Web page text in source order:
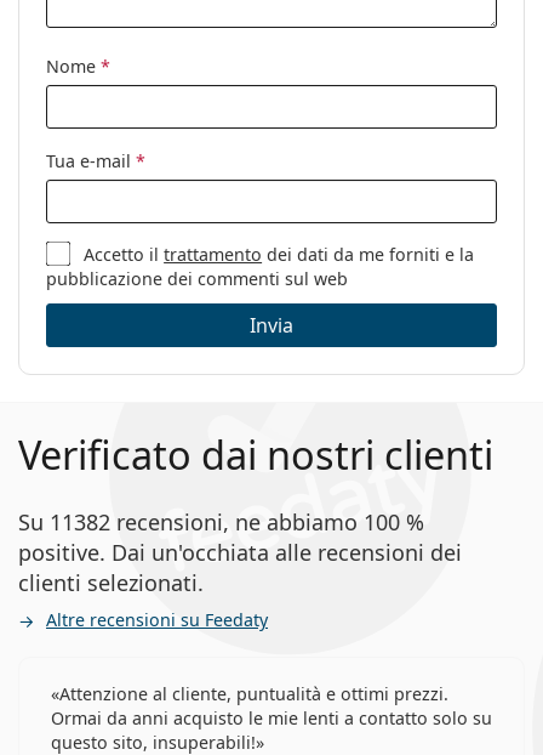
Nome *
Tua e-mail *
Accetto iltrattamento dei dati da me forniti e la
pubblicazione dei commenti sul web
Invia
Verificato dai nostri clienti
Su 11382 recensioni, ne abbiamo 100 %
positive. Dai un'occhiata alle recensioni dei
clienti selezionati.
Altre recensioni su Feedaty
Attenzione al cliente, puntualità e ottimi prezzi.
Ormai da anni acquisto le mie lenti a contatto solo su
questo sito, insuperabili!